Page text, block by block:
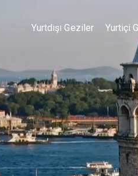
Yurtdışı Geziler Yurtiçi